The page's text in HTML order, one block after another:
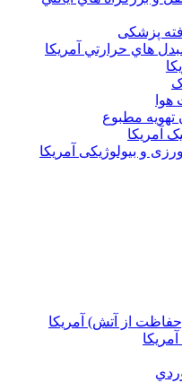
پزشکی
هاي حرارتي آمريکا
تهويه مطبوع
آمريکا
و بیولوژیکی آمریکا
از آتش) آمریکا